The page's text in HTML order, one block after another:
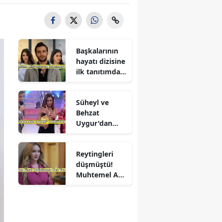
Başkalarının
hayatı dizisine
ilk tanıtımdan
Süheyl ve
Behzat
Uygur'dan
Reytingleri
düşmüştü!
Muhtemel Aşk